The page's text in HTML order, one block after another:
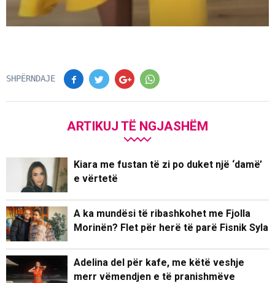
SHPËRNDAJE
ARTIKUJ TË NGJASHËM
Kiara me fustan të zi po duket një ‘damë’
e vërtetë
A ka mundësi të ribashkohet me Fjolla
Morinën? Flet për herë të parë Fisnik Syla
Adelina del për kafe, me këtë veshje
merr vëmendjen e të pranishmëve